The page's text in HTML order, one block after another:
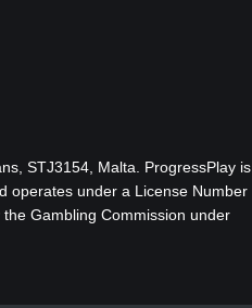
STJ3154, Malta. ProgressPlay is
operates under a License Number
Gambling Commission under